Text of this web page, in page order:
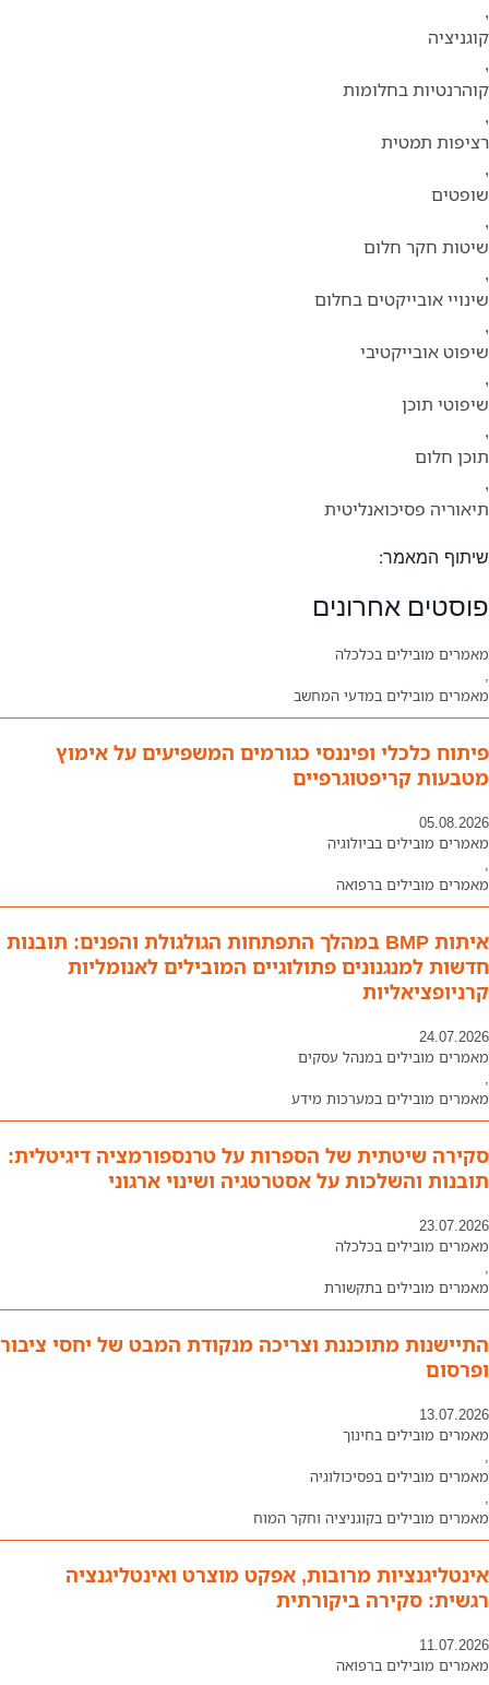
,
קוגניציה
,
קוהרנטיות בחלומות
,
רציפות תמטית
,
שופטים
,
שיטות חקר חלום
,
שינויי אובייקטים בחלום
,
שיפוט אובייקטיבי
,
שיפוטי תוכן
,
תוכן חלום
,
תיאוריה פסיכואנליטית
שיתוף המאמר:
פוסטים אחרונים
מאמרים מובילים בכלכלה
,
מאמרים מובילים במדעי המחשב
פיתוח כלכלי ופיננסי כגורמים המשפיעים על אימוץ
מטבעות קריפטוגרפיים
05.08.2026
מאמרים מובילים בביולוגיה
,
מאמרים מובילים ברפואה
איתות BMP במהלך התפתחות הגולגולת והפנים: תובנות
חדשות למנגנונים פתולוגיים המובילים לאנומליות
קרניופציאליות
24.07.2026
מאמרים מובילים במנהל עסקים
,
מאמרים מובילים במערכות מידע
סקירה שיטתית של הספרות על טרנספורמציה דיגיטלית:
תובנות והשלכות על אסטרטגיה ושינוי ארגוני
23.07.2026
מאמרים מובילים בכלכלה
,
מאמרים מובילים בתקשורת
התיישנות מתוכננת וצריכה מנקודת המבט של יחסי ציבור
ופרסום
13.07.2026
מאמרים מובילים בחינוך
,
מאמרים מובילים בפסיכולוגיה
,
מאמרים מובילים בקוגניציה וחקר המוח
אינטליגנציות מרובות, אפקט מוצרט ואינטליגנציה
רגשית: סקירה ביקורתית
11.07.2026
מאמרים מובילים ברפואה